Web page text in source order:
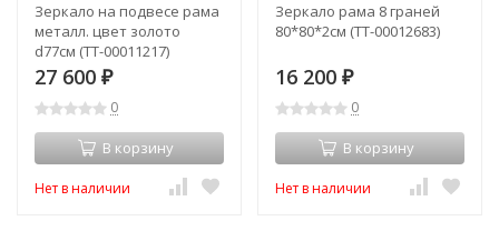
Зеркало на подвесе рама
металл. цвет золото
d77см (TT-00011217)
27 600 ₽
0
В корзину
Нет в наличии
Зеркало рама 8 граней
80*80*2см (TT-00012683)
16 200 ₽
0
В корзину
Нет в наличии